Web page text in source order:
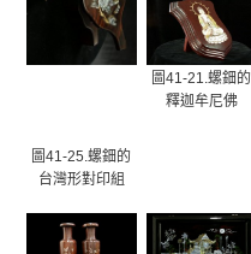
圖41-21.螺鈿的
釋迦牟尼佛
圖41-25.螺鈿的
台灣形對印組